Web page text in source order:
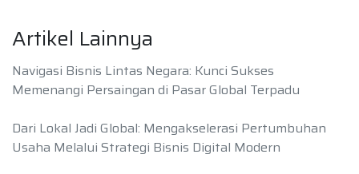
Artikel Lainnya
Navigasi Bisnis Lintas Negara: Kunci Sukses
Memenangi Persaingan di Pasar Global Terpadu
Dari Lokal Jadi Global: Mengakselerasi Pertumbuhan
Usaha Melalui Strategi Bisnis Digital Modern